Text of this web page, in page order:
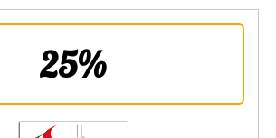
25%